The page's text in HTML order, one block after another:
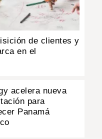
de clientes y
en el
acelera nueva
para
Panamá